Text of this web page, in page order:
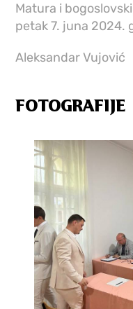
Matura i
petak 7. juna 2024.
Aleksandar Vujović
FOTOGRAFIJE